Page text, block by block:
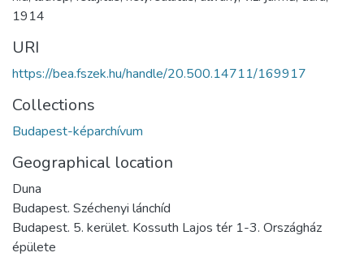
1914
URI
https://bea.fszek.hu/handle/20.500.14711/169917
Collections
Budapest-képarchívum
Geographical location
Duna
Budapest. Széchenyi lánchíd
Budapest. 5. kerület. Kossuth Lajos tér 1-3. Országház
épülete